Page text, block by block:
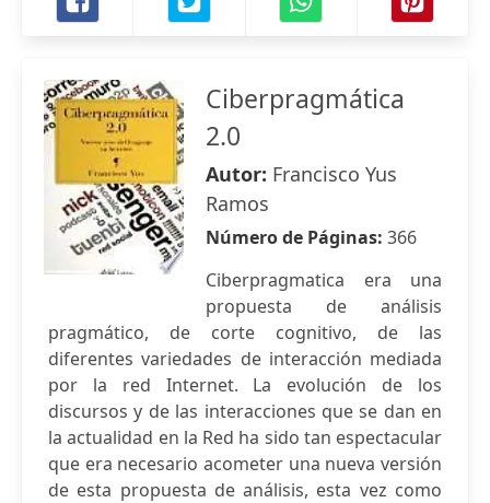
Ciberpragmática
2.0
Autor: Francisco Yus
Ramos
Número de Páginas: 366
Ciberpragmatica era una
propuesta de análisis
pragmático, de corte cognitivo, de las
diferentes variedades de interacción mediada
por la red Internet. La evolución de los
discursos y de las interacciones que se dan en
la actualidad en la Red ha sido tan espectacular
que era necesario acometer una nueva versión
de esta propuesta de análisis, esta vez como